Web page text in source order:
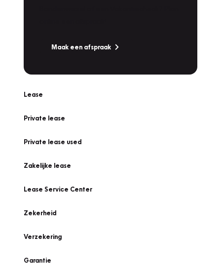
Maak een afspraak
Lease
Private lease
Private lease used
Zakelijke lease
Lease Service Center
Zekerheid
Verzekering
Garantie